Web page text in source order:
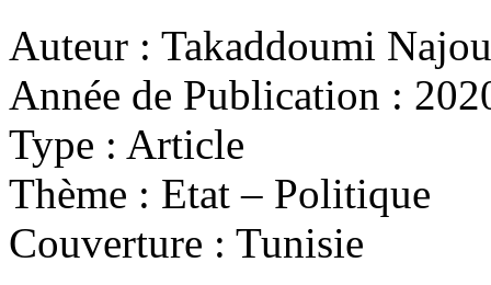
Auteur : Takaddoumi
Année de Publication :
Type : Article
Thème : Etat – Politique
Couverture : Tunisie